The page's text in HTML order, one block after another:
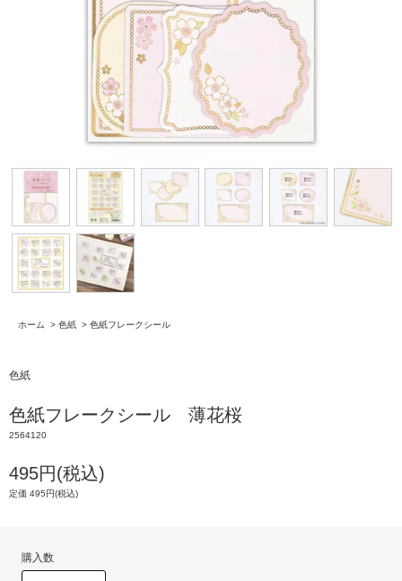
ホーム > 色紙 > 色紙フレークシール
色紙
色紙フレークシール 薄花桜
2564120
495円(税込)
定価 495円(税込)
購入数